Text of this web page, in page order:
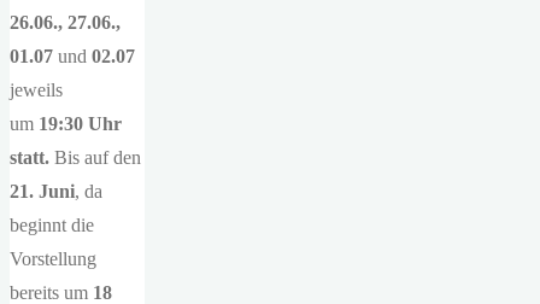
26.06., 27.06.,
01.07 und 02.07
jeweils
um 19:30 Uhr
statt. Bis auf den
21. Juni, da
beginnt die
Vorstellung
bereits um 18